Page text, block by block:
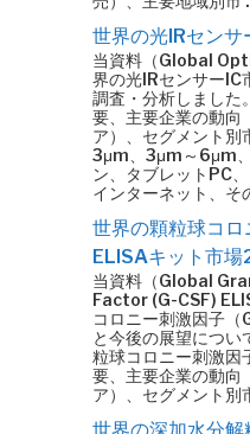
世界の光IRセン
当資料（Global
界の光IRセンサーIC
調査・分析しました
要、主要企業の動向
ア）、セグメント
3μm、3μm～6μm
ン、タブレットPC
インターネット、そ
世界の顆粒球コロ
ELISAキット市
当資料（Global
Factor (G-CSF)
コロニー刺激因子
と今後の展望につい
粒球コロニー刺激因
要、主要企業の動向
ア）、セグメント